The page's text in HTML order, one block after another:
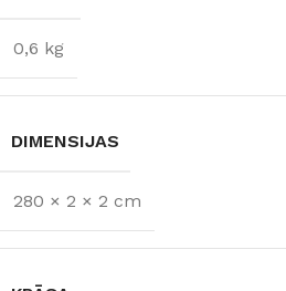
0,6 kg
DIMENSIJAS
280 × 2 × 2 cm